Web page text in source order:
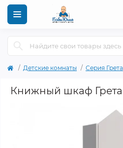
Детские комнаты Серия Грета
Книжный шкаф Грета